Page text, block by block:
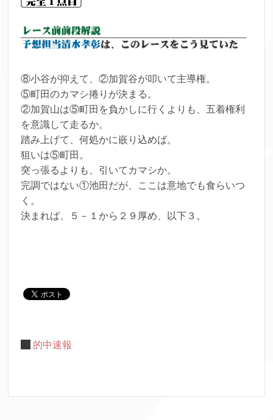
⑧小谷が抑えて、②加賀谷が叩いて主導権。
⑤町田のカマシ捲りが決まる。
②加賀山は⑤町田を負かしに行くよりも、五着権利
を意識して走るか。
踏み上げて、何処かに嵌り込めば。
狙いは⑤町田。
突っ張るよりも、引いてカマシか。
完調ではない①池田だが、ここは意地でも食らいつ
く。
決まれば、５－１から２９厚め、以下３。
的中速報